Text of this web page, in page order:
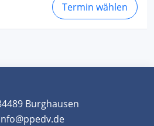
Termin wählen
Burghausen